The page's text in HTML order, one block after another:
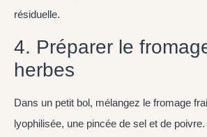
résiduelle.
4. Préparer le
herbes
Dans un petit bol, mélangez le fromage
lyophilisée, une pincée de sel et de